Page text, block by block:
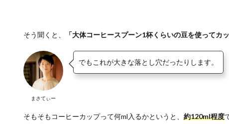
そう聞くと、 「大体コーヒースプーン1杯くらいの豆を使ってカ
まさてぃー
でもこれが大きな落とし穴だったりします。
そもそもコーヒーカップって何ml入るかというと、 約120ml程度